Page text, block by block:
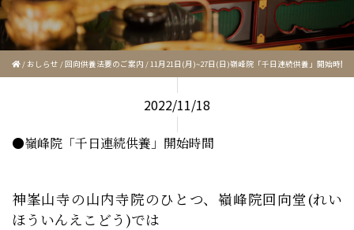
/ おしらせ /回向供養法要のご案内 /11月21日(月)~27日(日)嶺峰院「千日連続供養」開始時間
2022/11/18
●嶺峰院「千日連続供養」開始時間
神峯山寺の山内寺院のひとつ、嶺峰院回向堂(れい
ほういんえこどう)では